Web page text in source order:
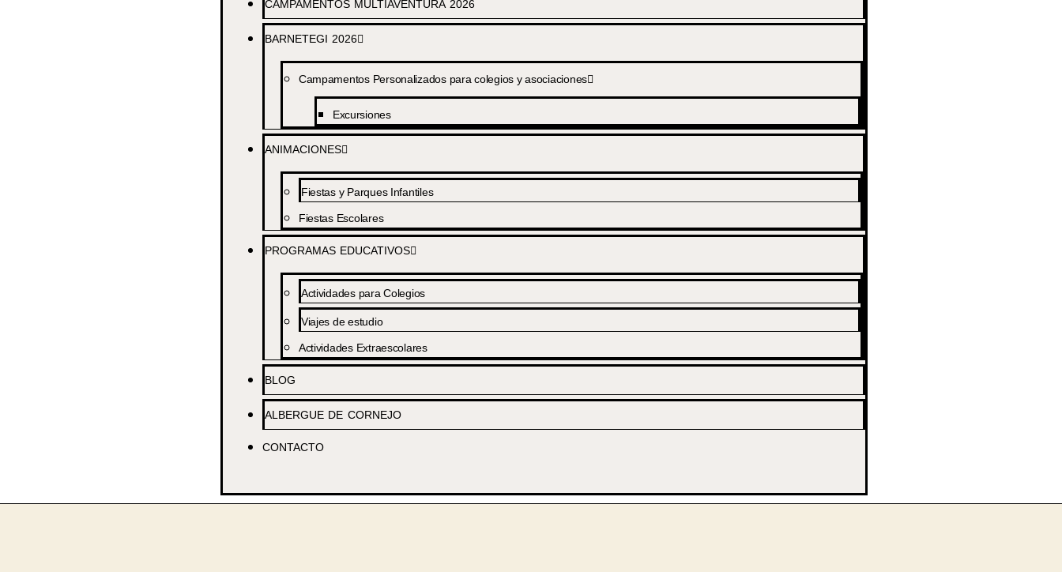
CAMPAMENTOS MULTIAVENTURA 2026
BARNETEGI 2026
Campamentos Personalizados para colegios y asociaciones
Excursiones
ANIMACIONES
Fiestas y Parques Infantiles
Fiestas Escolares
PROGRAMAS EDUCATIVOS
Actividades para Colegios
Viajes de estudio
Actividades Extraescolares
BLOG
ALBERGUE DE CORNEJO
CONTACTO